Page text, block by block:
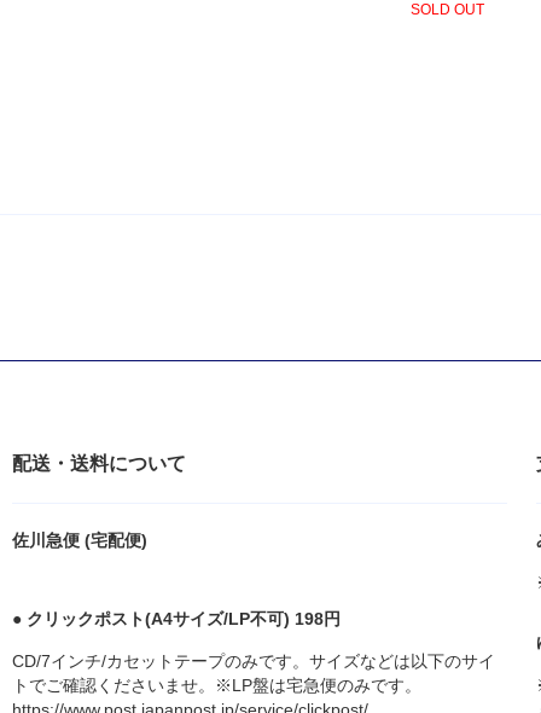
SOLD OUT
配送・送料について
佐川急便 (宅配便)
● クリックポスト(A4サイズ/LP不可) 198円
CD/7インチ/カセットテープのみです。サイズなどは以下のサイ
トでご確認くださいませ。※LP盤は宅急便のみです。